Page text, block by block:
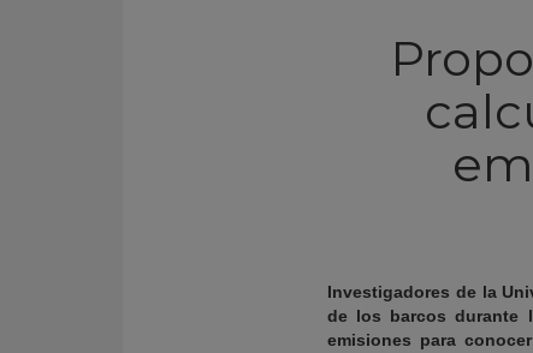
Investigadores de la
de los barcos durante
emisiones para